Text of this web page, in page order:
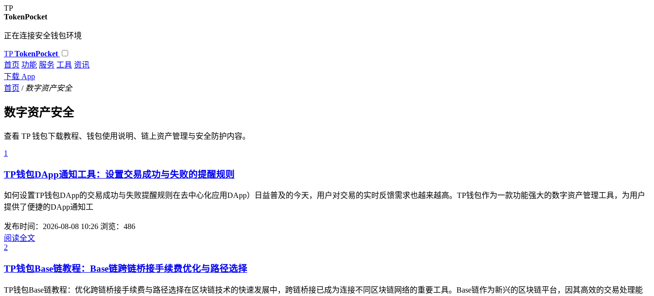
TP
TokenPocket
正在连接安全钱包环境
TP TokenPocket
首页 功能 服务 工具 资讯
下载 App
首页 / 数字资产安全
数字资产安全
查看 TP 钱包下载教程、钱包使用说明、链上资产管理与安全防护内容。
1
TP钱包DApp通知工具：设置交易成功与失败的提醒规则
如何设置TP钱包DApp的交易成功与失败提醒规则在去中心化应用DApp）日益普及的今天，用户对交易的实时反馈需求也越来越高。TP钱包作为一款功能强大的数字资产管理工具，为用户
提供了便捷的DApp通知工
发布时间：2026-08-08 10:26 浏览：486
阅读全文
2
TP钱包Base链教程：Base链跨链桥接手续费优化与路径选择
TP钱包Base链教程：优化跨链桥接手续费与路径选择在区块链技术的快速发展中，跨链桥接已成为连接不同区块链网络的重要工具。Base链作为新兴的区块链平台，因其高效的交易处理能